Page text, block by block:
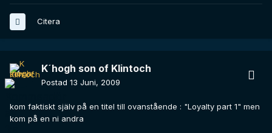
Citera
K´hogh son of Klintoch
Postad 13 Juni, 2009
kom faktiskt själv på en titel till ovanstående : "Loyalty part 1" men
kom på en ni andra